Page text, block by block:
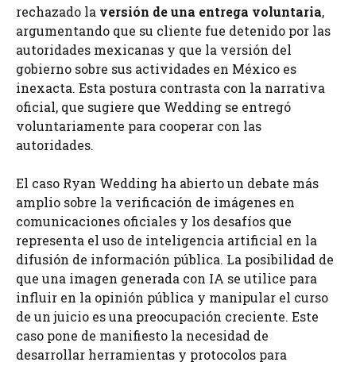
rechazado la versión de una entrega voluntaria,
argumentando que su cliente fue detenido por las
autoridades mexicanas y que la versión del
gobierno sobre sus actividades en México es
inexacta. Esta postura contrasta con la narrativa
oficial, que sugiere que Wedding se entregó
voluntariamente para cooperar con las
autoridades.
El caso Ryan Wedding ha abierto un debate más
amplio sobre la verificación de imágenes en
comunicaciones oficiales y los desafíos que
representa el uso de inteligencia artificial en la
difusión de información pública. La posibilidad de
que una imagen generada con IA se utilice para
influir en la opinión pública y manipular el curso
de un juicio es una preocupación creciente. Este
caso pone de manifiesto la necesidad de
desarrollar herramientas y protocolos para